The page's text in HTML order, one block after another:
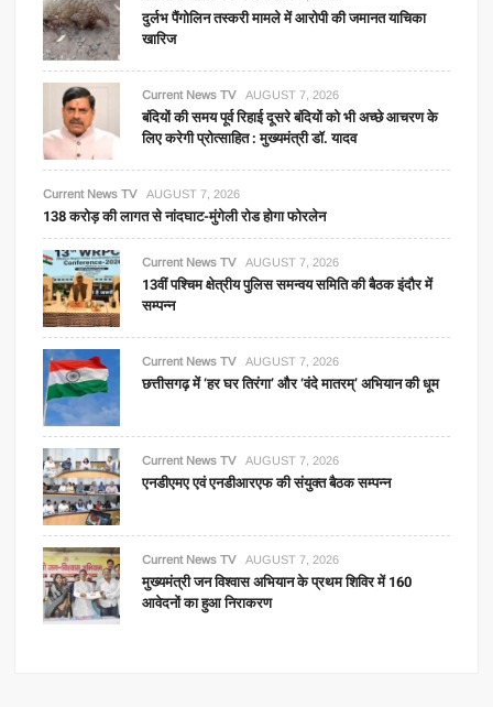
दुर्लभ पैंगोलिन तस्करी मामले में आरोपी की जमानत याचिका
खारिज
Current News TV AUGUST 7, 2026
बंदियों की समय पूर्व रिहाई दूसरे बंदियों को भी अच्छे आचरण के
लिए करेगी प्रोत्साहित : मुख्यमंत्री डॉ. यादव
Current News TV AUGUST 7, 2026
138 करोड़ की लागत से नांदघाट-मुंगेली रोड होगा फोरलेन
Current News TV AUGUST 7, 2026
13वीं पश्चिम क्षेत्रीय पुलिस समन्वय समिति की बैठक इंदौर में
सम्पन्न
Current News TV AUGUST 7, 2026
छत्तीसगढ़ में ‘हर घर तिरंगा’ और ‘वंदे मातरम्’ अभियान की धूम
Current News TV AUGUST 7, 2026
एनडीएमए एवं एनडीआरएफ की संयुक्त बैठक सम्पन्न
Current News TV AUGUST 7, 2026
मुख्यमंत्री जन विश्वास अभियान के प्रथम शिविर में 160
आवेदनों का हुआ निराकरण